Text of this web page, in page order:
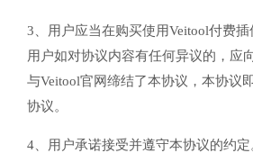
3、用户应当在购买使用Veitool付费
用户如对协议内容有任何异议的，应
与Veitool官网缔结了本协议，本协议
协议。
4、用户承诺接受并遵守本协议的约